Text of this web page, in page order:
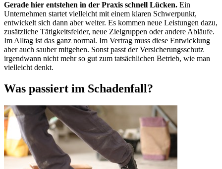
Gerade hier entstehen in der Praxis schnell Lücken. Ein
Unternehmen startet vielleicht mit einem klaren Schwerpunkt,
entwickelt sich dann aber weiter. Es kommen neue Leistungen dazu,
zusätzliche Tätigkeitsfelder, neue Zielgruppen oder andere Abläufe.
Im Alltag ist das ganz normal. Im Vertrag muss diese Entwicklung
aber auch sauber mitgehen. Sonst passt der Versicherungsschutz
irgendwann nicht mehr so gut zum tatsächlichen Betrieb, wie man
vielleicht denkt.
Was passiert im Schadenfall?